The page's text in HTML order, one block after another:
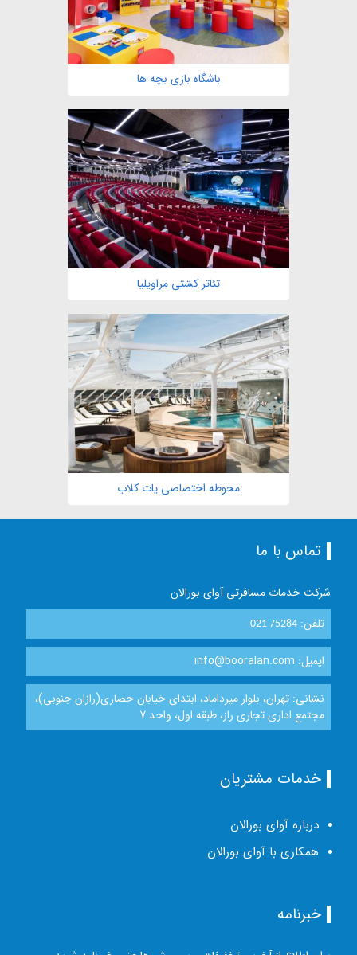
باشگاه بازی بچه ها
مشاهده
تئاتر کشتی مراویلیا
مشاهده
محوطه اختصاصی یات کلاب
تماس با ما
شرکت خدمات مسافرتی آوای بورالان
تلفن:021 75284
ایمیل: info@booralan.com
نشانی: تهران، بلوار میرداماد، ابتدای خیابان حصاری(رازان جنوبی)،
مجتمع اداری تجاری راز، طبقه اول، واحد 7
خدمات مشتریان
درباره آوای بورالان
همکاری با آوای بورالان
خبرنامه